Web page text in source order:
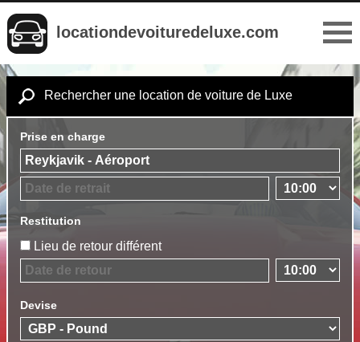
locationdevoituredeluxe.com
Rechercher une location de voiture de Luxe
Prise en charge
Restitution
Lieu de retour différent
Devise